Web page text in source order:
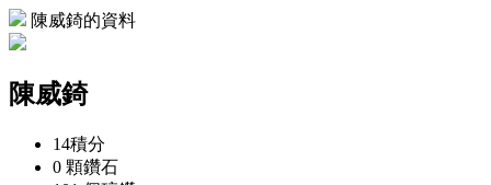
陳威錡的資料
陳威錡
14積分
0 顆鑽石